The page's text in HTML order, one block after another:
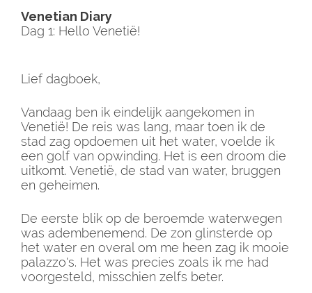
Venetian Diary
Dag 1: Hello Venetië!
Lief dagboek,
Vandaag ben ik eindelijk aangekomen in
Venetië! De reis was lang, maar toen ik de
stad zag opdoemen uit het water, voelde ik
een golf van opwinding. Het is een droom die
uitkomt. Venetië, de stad van water, bruggen
en geheimen.
De eerste blik op de beroemde waterwegen
was adembenemend. De zon glinsterde op
het water en overal om me heen zag ik mooie
palazzo's. Het was precies zoals ik me had
voorgesteld, misschien zelfs beter.